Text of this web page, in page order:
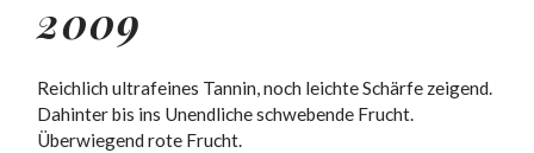
2009
Reichlich ultrafeines Tannin, noch leichte Schärfe zeigend.
Dahinter bis ins Unendliche schwebende Frucht.
Überwiegend rote Frucht.